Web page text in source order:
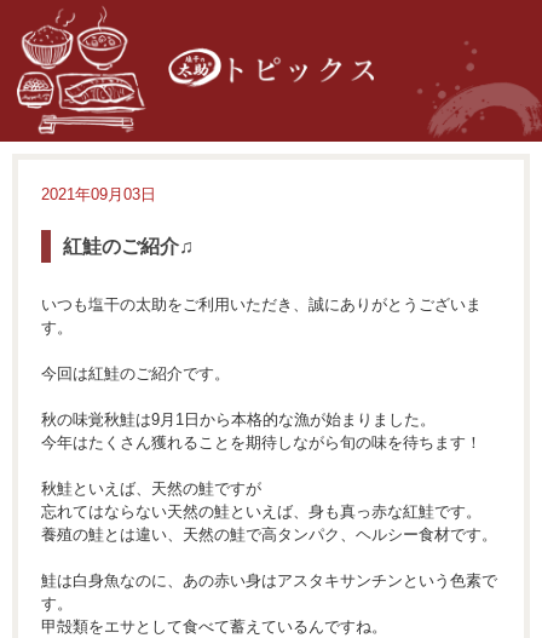
2021年09月03日
紅鮭のご紹介♫
いつも塩干の太助をご利用いただき、誠にありがとうございま
す。
今回は紅鮭のご紹介です。
秋の味覚秋鮭は9月1日から本格的な漁が始まりました。
今年はたくさん獲れることを期待しながら旬の味を待ちます！
秋鮭といえば、天然の鮭ですが
忘れてはならない天然の鮭といえば、身も真っ赤な紅鮭です。
養殖の鮭とは違い、天然の鮭で高タンパク、ヘルシー食材です。
鮭は白身魚なのに、あの赤い身はアスタキサンチンという色素で
す。
甲殻類をエサとして食べて蓄えているんですね。